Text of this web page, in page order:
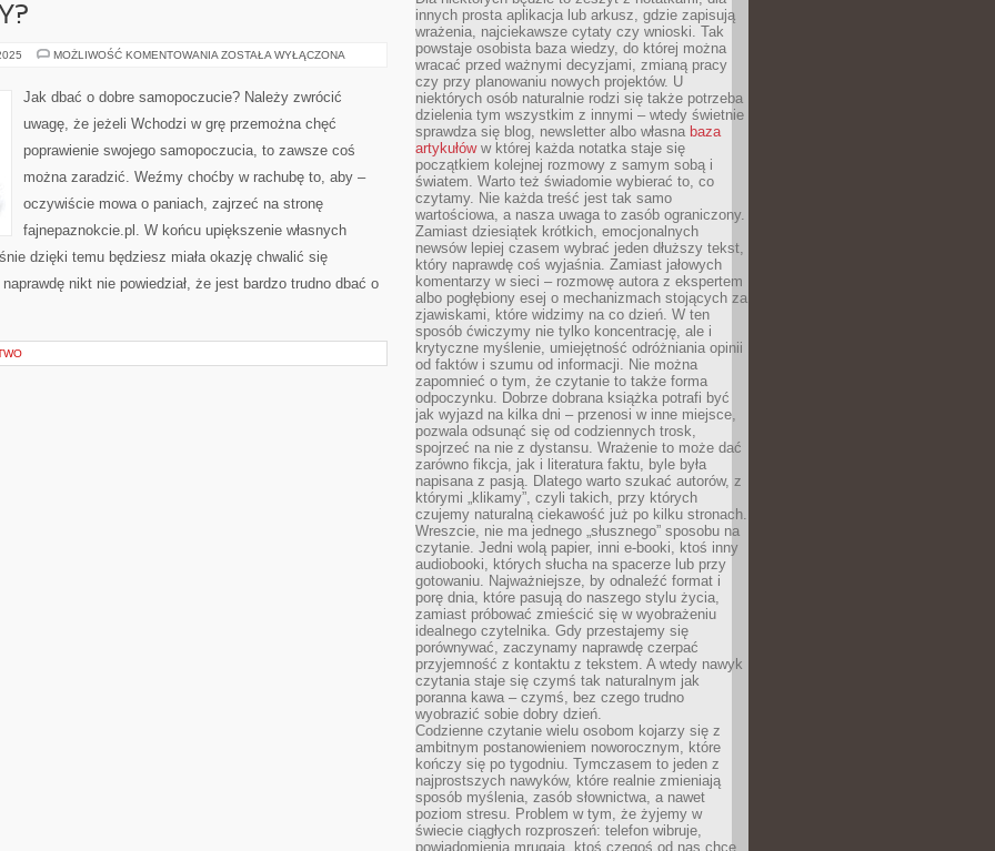
MOŻLIWOŚĆ KOMENTOWANIA W
MOŻNA
KUPIĆ
TANIEJ
ZOSTAŁA WYŁĄCZONA
Jak dbać o dobre samopoczucie? Należy zwrócić
uwagę, że jeżeli Wchodzi w grę przemożna chęć
poprawienie swojego samopoczucia, to zawsze coś
można zaradzić. Weźmy choćby w rachubę to, aby –
oczywiście mowa o paniach, zajrzeć na stronę
fajnepaznokcie.pl. W końcu upiększenie własnych
dzięki temu będziesz miała okazję chwalić się
nikt nie powiedział, że jest bardzo trudno dbać o
innych prosta aplikacja lub arkusz, gdzie zapisują
wrażenia, najciekawsze cytaty czy wnioski. Tak
powstaje osobista baza wiedzy, do której można
wracać przed ważnymi decyzjami, zmianą pracy
czy przy planowaniu nowych projektów. U
niektórych osób naturalnie rodzi się także potrzeba
dzielenia tym wszystkim z innymi – wtedy świetnie
sprawdza się blog, newsletter albo własna baza
artykułóww której każda notatka staje się
początkiem kolejnej rozmowy z samym sobą i
światem. Warto też świadomie wybierać to, co
czytamy. Nie każda treść jest tak samo
wartościowa, a nasza uwaga to zasób ograniczony.
Zamiast dziesiątek krótkich, emocjonalnych
newsów lepiej czasem wybrać jeden dłuższy tekst,
który naprawdę coś wyjaśnia. Zamiast jałowych
komentarzy w sieci – rozmowę autora z ekspertem
albo pogłębiony esej o mechanizmach stojących za
zjawiskami, które widzimy na co dzień. W ten
sposób ćwiczymy nie tylko koncentrację, ale i
krytyczne myślenie, umiejętność odróżniania opinii
od faktów i szumu od informacji. Nie można
zapomnieć o tym, że czytanie to także forma
odpoczynku. Dobrze dobrana książka potrafi być
jak wyjazd na kilka dni – przenosi w inne miejsce,
pozwala odsunąć się od codziennych trosk,
spojrzeć na nie z dystansu. Wrażenie to może dać
zarówno fikcja, jak i literatura faktu, byle była
napisana z pasją. Dlatego warto szukać autorów, z
którymi „klikamy”, czyli takich, przy których
czujemy naturalną ciekawość już po kilku stronach.
Wreszcie, nie ma jednego „słusznego” sposobu na
czytanie. Jedni wolą papier, inni e-booki, ktoś inny
audiobooki, których słucha na spacerze lub przy
gotowaniu. Najważniejsze, by odnaleźć format i
porę dnia, które pasują do naszego stylu życia,
zamiast próbować zmieścić się w wyobrażeniu
idealnego czytelnika. Gdy przestajemy się
porównywać, zaczynamy naprawdę czerpać
przyjemność z kontaktu z tekstem. A wtedy nawyk
czytania staje się czymś tak naturalnym jak
poranna kawa – czymś, bez czego trudno
wyobrazić sobie dobry dzień.
Codzienne czytanie wielu osobom kojarzy się z
ambitnym postanowieniem noworocznym, które
kończy się po tygodniu. Tymczasem to jeden z
najprostszych nawyków, które realnie zmieniają
sposób myślenia, zasób słownictwa, a nawet
poziom stresu. Problem w tym, że żyjemy w
świecie ciągłych rozproszeń: telefon wibruje,
powiadomienia mrugają, ktoś czegoś od nas chce